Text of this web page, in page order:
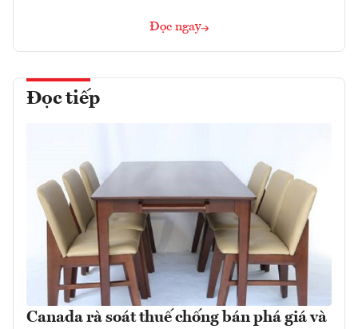
Đọc ngay
Đọc tiếp
Canada rà soát thuế chống bán phá giá và